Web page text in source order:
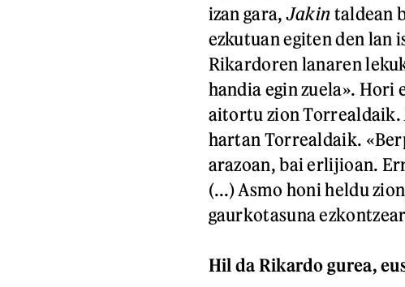
izan gara,Jakin taldean
ezkutuan egiten den lan
Rikardoren lanaren
handia egin zuela». Hori
aitortu zion Torrealdaik.
hartan Torrealdaik.
arazoan, bai erlijioan.
(...) Asmo honi heldu
gaurkotasuna
Hil da Rikardo gurea,